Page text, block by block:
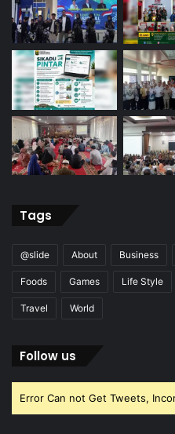
Tags
@slide About Business
Foods Games Life Style
Travel World
Follow us
Error Can not Get Tweets,